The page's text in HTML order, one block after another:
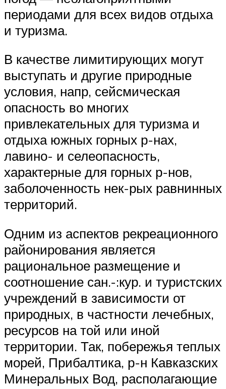
периодами для всех видов отдыха
и туризма.
В качестве лимитирующих могут
выступать и другие природные
условия, напр, сейсмическая
опасность во многих
привлекательных для туризма и
отдыха южных горных р-нах,
лавино- и селеопасность,
характерные для горных р-нов,
заболоченность нек-рых равнинных
территорий.
Одним из аспектов рекреационного
районирования является
рациональное размещение и
соотношение сан.-:кур. и туристских
учреждений в зависимости от
природных, в частности лечебных,
ресурсов на той или иной
территории. Так, побережья теплых
морей, Прибалтика, р-н Кавказских
Минеральных Вод, располагающие